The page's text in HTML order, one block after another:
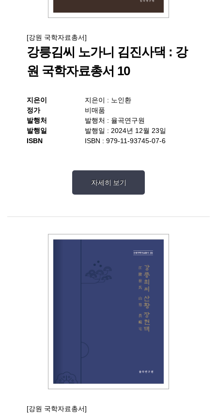
[강원 국학자료총서]
강릉김씨 노가니 김진사댁 : 강
원 국학자료총서 10
지은이
지은이 : 노인환
정가
비매품
발행처
발행처 : 율곡연구원
발행일
발행일 : 2024년 12월 23일
ISBN
ISBN : 979-11-93745-07-6
자세히 보기
[강원 국학자료총서]